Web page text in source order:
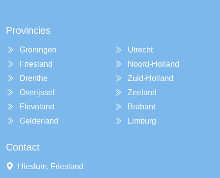
Provincies
Groningen
Friesland
Drenthe
Overijssel
Flevoland
Gelderland
Utrecht
Noord-Holland
Zuid-Holland
Zeeland
Brabant
Limburg
Contact
Hieslum, Friesland